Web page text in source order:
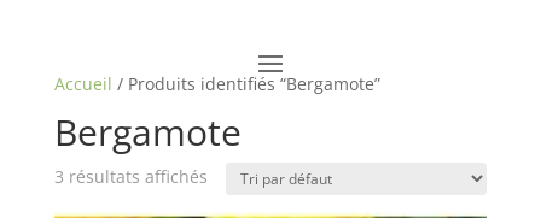
Accueil / Produits identifiés “Bergamote”
Bergamote
3 résultats affichés